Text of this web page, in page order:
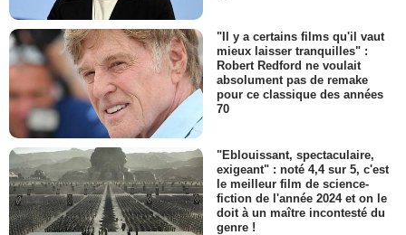
"Il y a certains films qu'il vaut
mieux laisser tranquilles" :
Robert Redford ne voulait
absolument pas de remake
pour ce classique des années
70
"Eblouissant, spectaculaire,
exigeant" : noté 4,4 sur 5, c'est
le meilleur film de science-
fiction de l'année 2024 et on le
doit à un maître incontesté du
genre !